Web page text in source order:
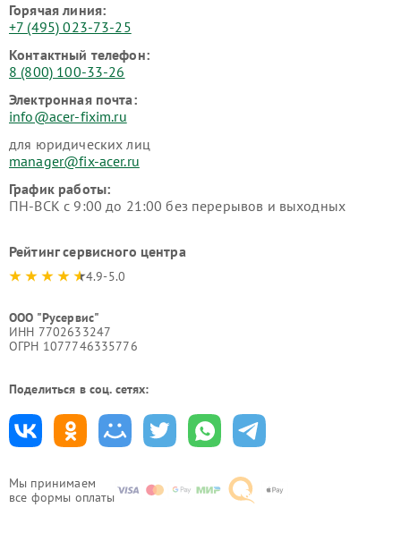
Мы принимаем
все формы оплаты
Горячая линия:
+7 (495) 023-73-25
Контактный телефон:
8 (800) 100-33-26
Электронная почта:
info@acer-fixim.ru
для юридических лиц
manager@fix-acer.ru
График работы:
ПН-ВСК с 9:00 до 21:00 без перерывов и выходных
Рейтинг сервисного центра
4.9-5.0
ООО "Русервис"
ИНН 7702633247
ОГРН 1077746335776
Поделиться в соц. сетях: